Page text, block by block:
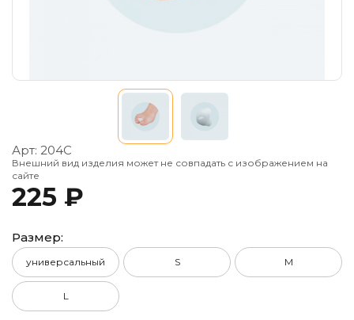
Арт: 204С
Внешний вид изделия может не совпадать с изображением на
сайте
225 ₽
Размер:
универсальный S M
L